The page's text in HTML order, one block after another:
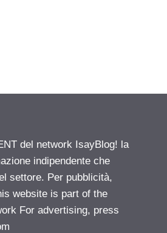
del network IsayBlog! la
indipendente che
settore. Per pubblicità,
website is part of the
For advertising, press